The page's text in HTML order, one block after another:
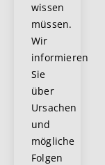
wissen
müssen.
Wir
informieren
Sie
über
Ursachen
und
mögliche
Folgen